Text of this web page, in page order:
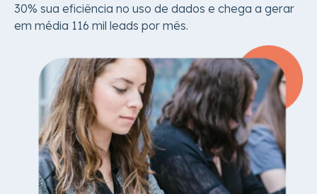
30% sua eficiência no uso de dados e chega a gerar
em média 116 mil leads por mês.